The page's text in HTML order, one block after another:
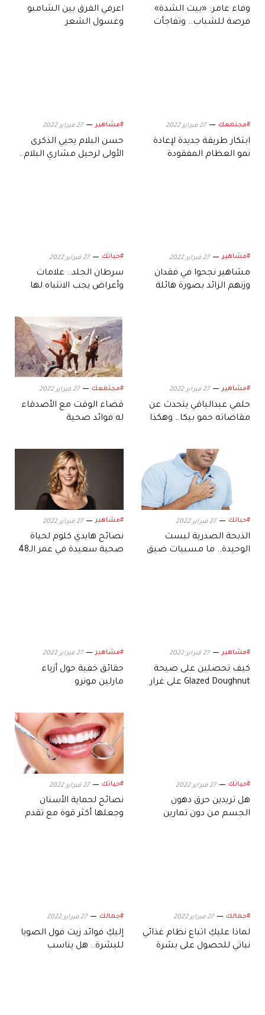
وفاء عامر: «بيت الشدة»
فرصة للشباب.. وتفاجأت
اعرفي الفرق بين الشامبو
وغسول الشعر
#مجتمعك 27 فبراير 2022
ابتكار طريقة جديدة لإعادة
نمو العظام المفقودة
#مشاهير 27 فبراير 2022
حسن البلام يحيي الذكرى
الأولى لرحيل مشاري البلام..
#مشاهير 27 فبراير 2022
مشاهير نجحوا في فقدان
وزنهم الزائد بصورة هائلة
#حياتك 27 فبراير 2022
سرطان الجلد.. علامات
وأعراض يجب الانتباه لها
#مشاهير 27 فبراير 2022
حلمي عبدالباقي يتحدث عن
مقاضاته حمو بيكا.. وهكذا
#مجتمعك 27 فبراير 2022
قضاء الوقت مع الأصدقاء
له فوائد صحية
#حياتك 27 فبراير 2022
الذبحة الصدرية ليست
الوحيدة.. ما مسببات ضيق
#مشاهير 27 فبراير 2022
نصائح هايدي كلوم لحياة
صحية سعيدة في عمر الـ48
#مشاهير 27 فبراير 2022
كيف تحصلين على صيحة
Glazed Doughnut على غرار
#مشاهير 27 فبراير 2022
حقائق خفية حول أزياء
مارلين مونرو
#حياتك 27 فبراير 2022
هل تريدين حرق دهون
الجسم من دون تمارين
#حياتك 27 فبراير 2022
نصائح لحماية الأسنان
وجعلها أكثر قوة مع تقدم
#جمالك 27 فبراير 2022
لماذا عليكِ اتباع نظام غذائي
نباتي للحصول على بشرة
#جمالك 27 فبراير 2022
إليكِ فوائد زيت فول الصويا
للبشرة.. هل يناسب